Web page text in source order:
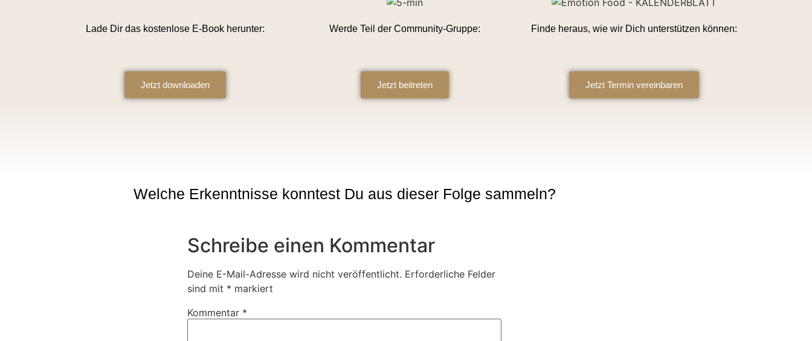
Lade Dir das kostenlose E-Book herunter: Werde Teil der Community-Gruppe: Finde heraus, wie wir Dich unterstützen können:
Jetzt downloaden Jetzt beitreten Jetzt Termin vereinbaren
Welche Erkenntnisse konntest Du aus dieser Folge sammeln?
Schreibe einen Kommentar
Deine E-Mail-Adresse wird nicht veröffentlicht. Erforderliche Felder
sind mit * markiert
Kommentar *